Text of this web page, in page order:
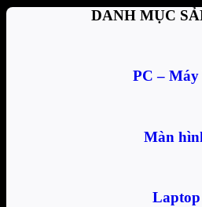
DANH MỤC
PC – Máy
Màn
Laptop